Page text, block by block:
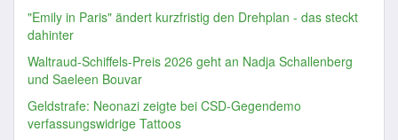
"Emily in Paris" ändert kurzfristig den Drehplan - das steckt
dahinter
Waltraud-Schiffels-Preis 2026 geht an Nadja Schallenberg
und Saeleen Bouvar
Geldstrafe: Neonazi zeigte bei CSD-Gegendemo
verfassungswidrige Tattoos